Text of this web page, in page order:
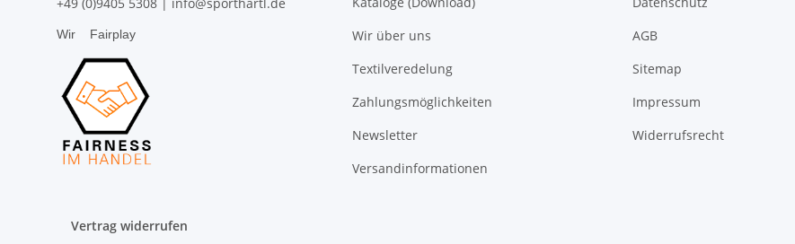
Wir Fairplay
Wir über uns
Textilveredelung
Zahlungsmöglichkeiten
Newsletter
Versandinformationen
AGB
Sitemap
Impressum
Widerrufsrecht
Vertrag widerrufen